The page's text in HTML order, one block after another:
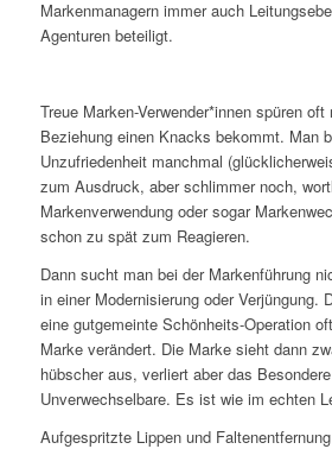
Markenmanagern immer auch
Agenturen beteiligt.
Treue Marken-Verwender*innen spüren
Beziehung einen Knacks bekommt. Man
Unzufriedenheit manchmal
zum Ausdruck, aber schlimmer noch,
Markenverwendung oder sogar
schon zu spät zum Reagieren.
Dann sucht man bei der Markenführung
in einer Modernisierung oder Verjüngung.
eine gutgemeinte Schönheits-Operation
Marke verändert. Die Marke sieht dann
hübscher aus, verliert aber das
Unverwechselbare. Es ist wie im echten
Aufgespritzte Lippen und